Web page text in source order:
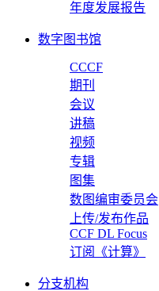
年度发展报告
数字图书馆
CCCF
期刊
会议
讲稿
视频
专辑
图集
数图编审委员会
上传/发布作品
CCF DL Focus
订阅《计算》
分支机构